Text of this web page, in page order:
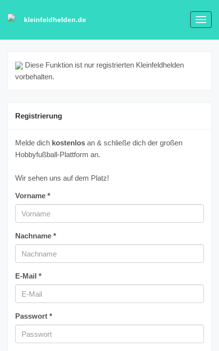
kleinfeldhelden.de
Diese Funktion ist nur registrierten Kleinfeldhelden
vorbehalten.
Registrierung
Melde dich kostenlos an & schließe dich der großen
Hobbyfußball-Plattform an.
Wir sehen uns auf dem Platz!
Vorname *
Nachname *
E-Mail *
Passwort *